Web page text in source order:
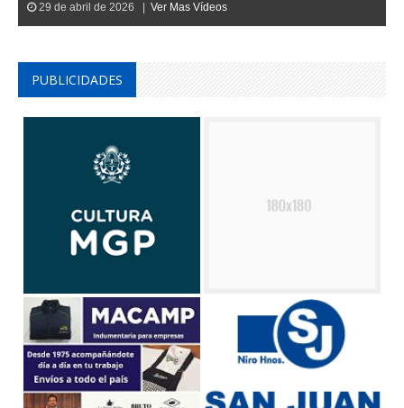
29 de abril de 2026 | Ver Mas Vídeos
PUBLICIDADES